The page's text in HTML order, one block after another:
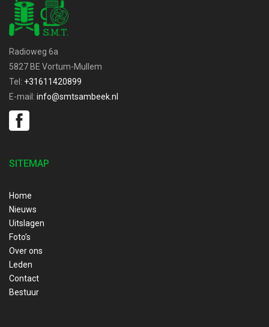
Radioweg 6a
5827 BE Vortum-Mullem
Tel: +31611420899
E-mail: info@smtsambeek.nl
SITEMAP
Home
Nieuws
Uitslagen
Foto’s
Over ons
Leden
Contact
Bestuur